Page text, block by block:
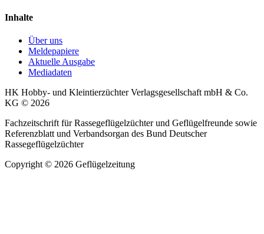
Inhalte
Über uns
Meldepapiere
Aktuelle Ausgabe
Mediadaten
HK Hobby- und Kleintierzüchter Verlagsgesellschaft mbH & Co.
KG © 2026
Fachzeitschrift für Rassegeflügelzüchter und Geflügelfreunde sowie
Referenzblatt und Verbandsorgan des Bund Deutscher
Rassegeflügelzüchter
Copyright © 2026 Geflügelzeitung